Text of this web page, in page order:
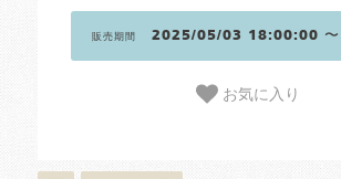
販売期間 2025/05/03 18:00:00 〜
お気に入り